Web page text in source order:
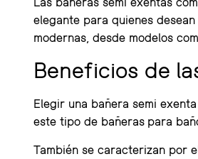
elegante para quienes
modernas, desde modelos
Beneficios de
Elegir una bañera semi
este tipo de bañeras para
También se caracterizan por